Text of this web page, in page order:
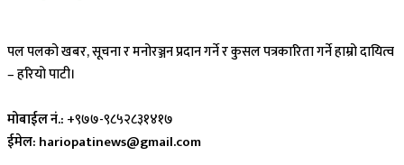
पल पलको खबर, सूचना र मनोरञ्जन प्रदान गर्ने र कुसल पत्रकारिता गर्ने हाम्रो दायित्व
– हरियो पाटी।
मोबाईल नं.: +९७७-९८५२८३१४१७
ईमेल: hariopatinews@gmail.com